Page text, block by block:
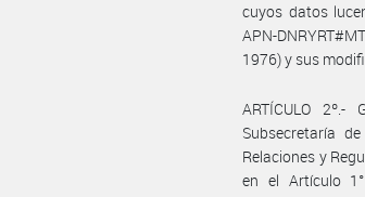
cuyos datos
APN-
1976) y sus
ARTÍCULO
Subsecretaría
Relaciones y
en el Artículo 1°